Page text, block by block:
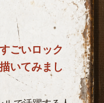
ごいロック
いてみまし